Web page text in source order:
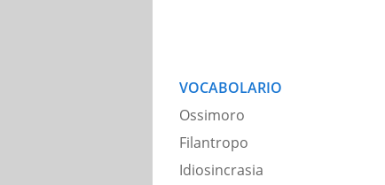
VOCABOLARIO
Ossimoro
Filantropo
Idiosincrasia